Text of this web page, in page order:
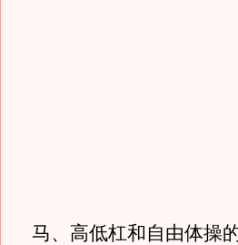
马、高低杠和自由体操